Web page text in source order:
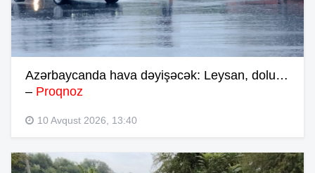
Azərbaycanda hava dəyişəcək: Leysan, dolu…
– Proqnoz
10 Avqust 2026, 13:40